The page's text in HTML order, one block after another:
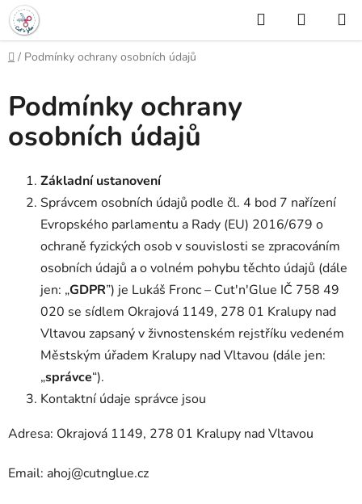
Přejít
na
obsah
Hledat
KOŠÍK
Domů
/ Podmínky ochrany osobních údajů
Podmínky ochrany
osobních údajů
Základní ustanovení
Správcem osobních údajů podle čl. 4 bod 7 nařízení
Evropského parlamentu a Rady (EU) 2016/679 o
ochraně fyzických osob v souvislosti se zpracováním
osobních údajů a o volném pohybu těchto údajů (dále
jen: „GDPR”) je Lukáš Fronc – Cut'n'Glue IČ 758 49
020 se sídlem Okrajová 1149, 278 01 Kralupy nad
Vltavou zapsaný v živnostenském rejstříku vedeném
Městským úřadem Kralupy nad Vltavou (dále jen:
„správce“).
Kontaktní údaje správce jsou
Adresa: Okrajová 1149, 278 01 Kralupy nad Vltavou
Email: ahoj@cutnglue.cz